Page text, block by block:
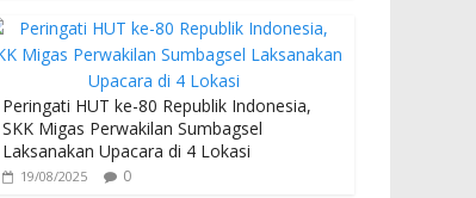
Peringati HUT ke-80 Republik Indonesia,
SKK Migas Perwakilan Sumbagsel
Laksanakan Upacara di 4 Lokasi
19/08/2025 0